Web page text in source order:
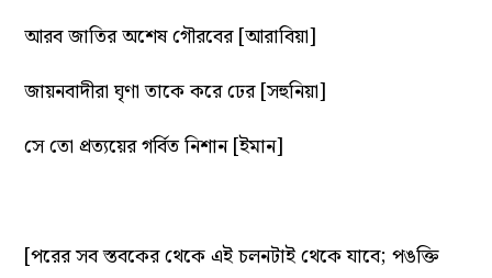
আরব জাতির অশেষ গৌরবের [আরাবিয়া]
জায়নবাদীরা ঘৃণা তাকে করে ঢের [সহুনিয়া]
সে তো প্রত্যয়ের গর্বিত নিশান [ইমান]
[পরের সব স্তবকের থেকে এই চলনটাই থেকে যাবে; পঙক্তি